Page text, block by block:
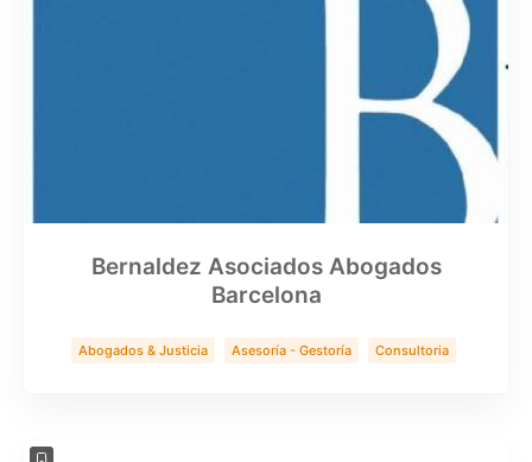
Bernaldez Asociados Abogados
Barcelona
Abogados & Justicia Asesoría - Gestoría
Consultoria